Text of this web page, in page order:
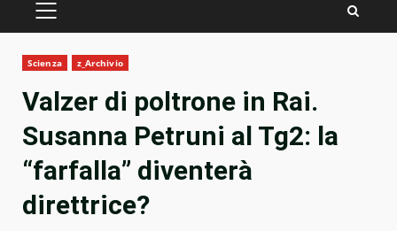
PRIMARY
Scienza z_Archivio
Valzer di poltrone in Rai.
Susanna Petruni al Tg2: la
“farfalla” diventerà
direttrice?